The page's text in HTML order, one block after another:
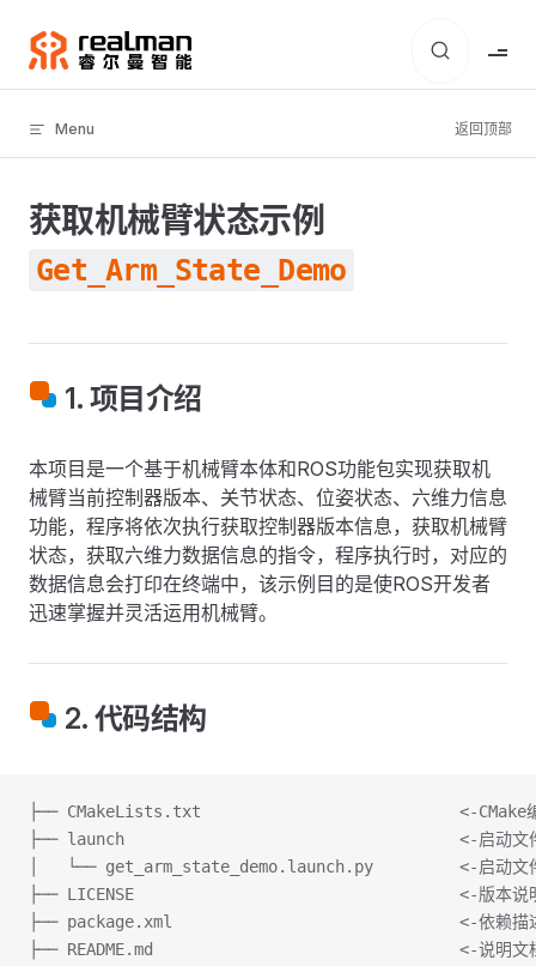
Skip to content
Menu 返回顶部
获取机械臂状态示例
Get_Arm_State_Demo
1. 项目介绍
本项目是一个基于机械臂本体和ROS功能包实现获取机
械臂当前控制器版本、关节状态、位姿状态、六维力信息
功能，程序将依次执行获取控制器版本信息，获取机械臂
状态，获取六维力数据信息的指令，程序执行时，对应的
数据信息会打印在终端中，该示例目的是使ROS开发者
迅速掌握并灵活运用机械臂。
2. 代码结构
├── CMakeLists.txt                           <-CMake编
├── launch                                   <-启动文
│   └── get_arm_state_demo.launch.py         <-启动文
├── LICENSE                                  <-版本说
├── package.xml                              <-依赖描述
├── README.md                                <-说明文